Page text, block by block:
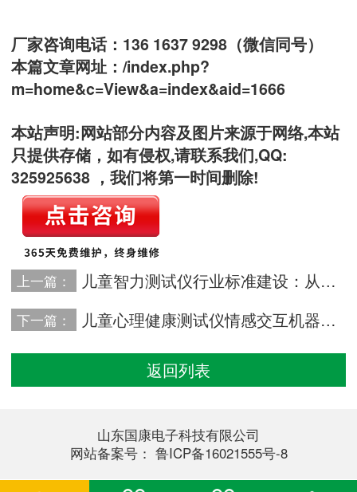
厂家咨询电话：136 1637 9298（微信同号）
本篇文章网址： /index.php?
m=home&c=View&a=index&aid=1666
本站声明:网站部分内容及图片来源于网络,本站
只提供存储，如有侵权,请联系我们,QQ:
325925638 ，我们将第一时间删除!
上一篇： 儿童智力测试仪行业标准建设：从硬件配置到测评规范如何实现统一？
下一篇： 儿童心理健康测试仪情感交互机器人如何成为儿童心理的智能“听诊器”
返回列表
山东国康电子科技有限公司
网站备案号： 鲁ICP备16021555号-8